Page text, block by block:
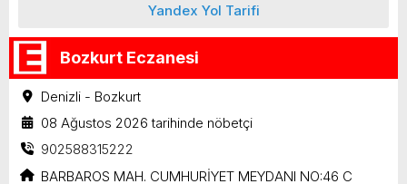
Yandex Yol Tarifi
Bozkurt Eczanesi
Denizli - Bozkurt
08 Ağustos 2026 tarihinde nöbetçi
902588315222
BARBAROS MAH. CUMHURİYET MEYDANI NO:46 C